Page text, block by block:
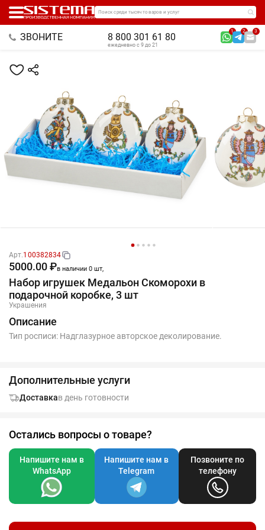
Поиск среди тысяч товаров и услуг
ЗВОНИТЕ 8 800 301 61 80
1 2 3
ежедневно с 9 до 21
Арт.100382834
5000.00 ₽в наличии 0 шт,
Набор игрушек Медальон Скоморохи в
подарочной коробке, 3 шт
Украшения
Описание
Тип росписи: Надглазурное авторское деколирование.
Дополнительные услуги
Доставкав день готовности
Остались вопросы о товаре?
Напишите нам в
WhatsApp
Напишите нам в
Telegram
Позвоните по
телефону